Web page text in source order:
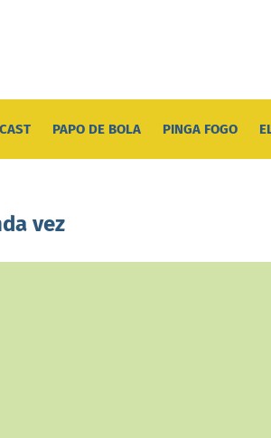
PAPO DE BOLA PINGA FOGO
vez